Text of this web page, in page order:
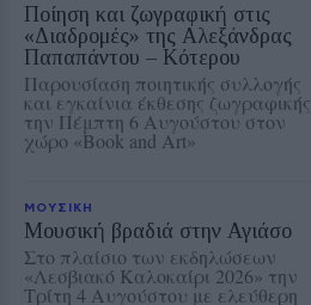
Ποίηση και ζωγραφική στις
«Διαδρομές» της Αλεξάνδρας
Παπαπάντου – Κότερου
Παρουσίαση ποιητικής συλλογής
και εγκαίνια έκθεσης ζωγραφικής
την Πέμπτη 6 Αυγούστου στον
χώρο «Book and Art»
ΜΟΥΣΙΚΗ
Μουσική βραδιά στην Αγιάσο
Στο πλαίσιο των εκδηλώσεων
«Λεσβιακό Καλοκαίρι 2026» την
Τρίτη 4 Αυγούστου με ελεύθερη